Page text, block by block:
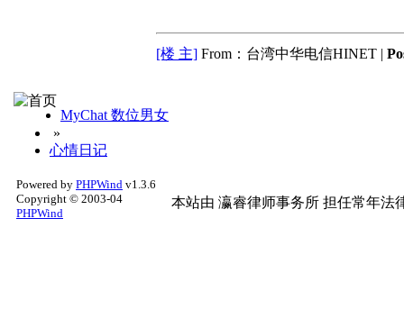
[楼 主] From：台湾中华电信HINET |
MyChat 数位男女
»
心情日记
Powered by PHPWind v1.3.6
Copyright © 2003-04
PHPWind
本站由 瀛睿律师事务所 担任常年法